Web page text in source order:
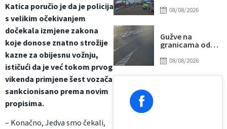
Katica poručio je da je policija
s velikim očekivanjem
dočekala izmjene zakona
koje donose znatno strožije
kazne za obijesnu vožnju,
ističući da je već tokom prvog
vikenda primjene šest vozača
sankcionisano prema novim
propisima.
– Konačno, Jedva smo čekali,
toplotni talas
08/08/2026
Gužve na
granicama od
Duga
izlazu iz BiH, evo
08/08/2026